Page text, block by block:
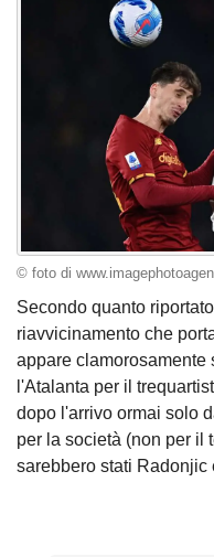
© foto di
Secondo quanto
riavvicinamento che
appare clamorosamente
l'Atalanta per il
dopo l'arrivo ormai solo
per la società (non per il
sarebbero stati Radonjic